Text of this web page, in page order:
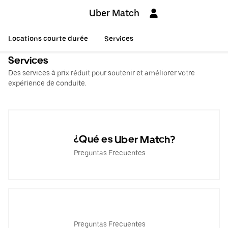
Uber Match
Locations courte durée Services
Services
Des services à prix réduit pour soutenir et améliorer votre
expérience de conduite.
¿Qué es Uber Match?
Preguntas Frecuentes
Preguntas Frecuentes